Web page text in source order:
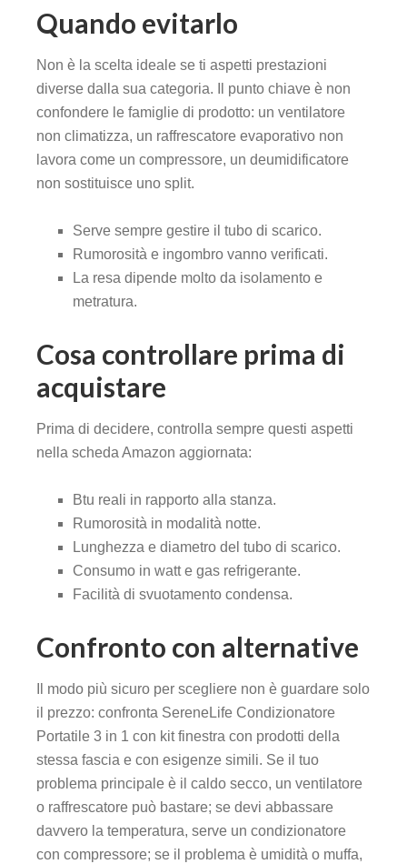
Quando evitarlo
Non è la scelta ideale se ti aspetti prestazioni
diverse dalla sua categoria. Il punto chiave è non
confondere le famiglie di prodotto: un ventilatore
non climatizza, un raffrescatore evaporativo non
lavora come un compressore, un deumidificatore
non sostituisce uno split.
Serve sempre gestire il tubo di scarico.
Rumorosità e ingombro vanno verificati.
La resa dipende molto da isolamento e
metratura.
Cosa controllare prima di
acquistare
Prima di decidere, controlla sempre questi aspetti
nella scheda Amazon aggiornata:
Btu reali in rapporto alla stanza.
Rumorosità in modalità notte.
Lunghezza e diametro del tubo di scarico.
Consumo in watt e gas refrigerante.
Facilità di svuotamento condensa.
Confronto con alternative
Il modo più sicuro per scegliere non è guardare solo
il prezzo: confronta SereneLife Condizionatore
Portatile 3 in 1 con kit finestra con prodotti della
stessa fascia e con esigenze simili. Se il tuo
problema principale è il caldo secco, un ventilatore
o raffrescatore può bastare; se devi abbassare
davvero la temperatura, serve un condizionatore
con compressore; se il problema è umidità o muffa,